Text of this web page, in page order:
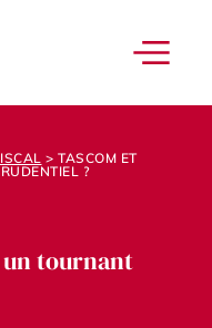
> TASCOM ET
?
un tournant